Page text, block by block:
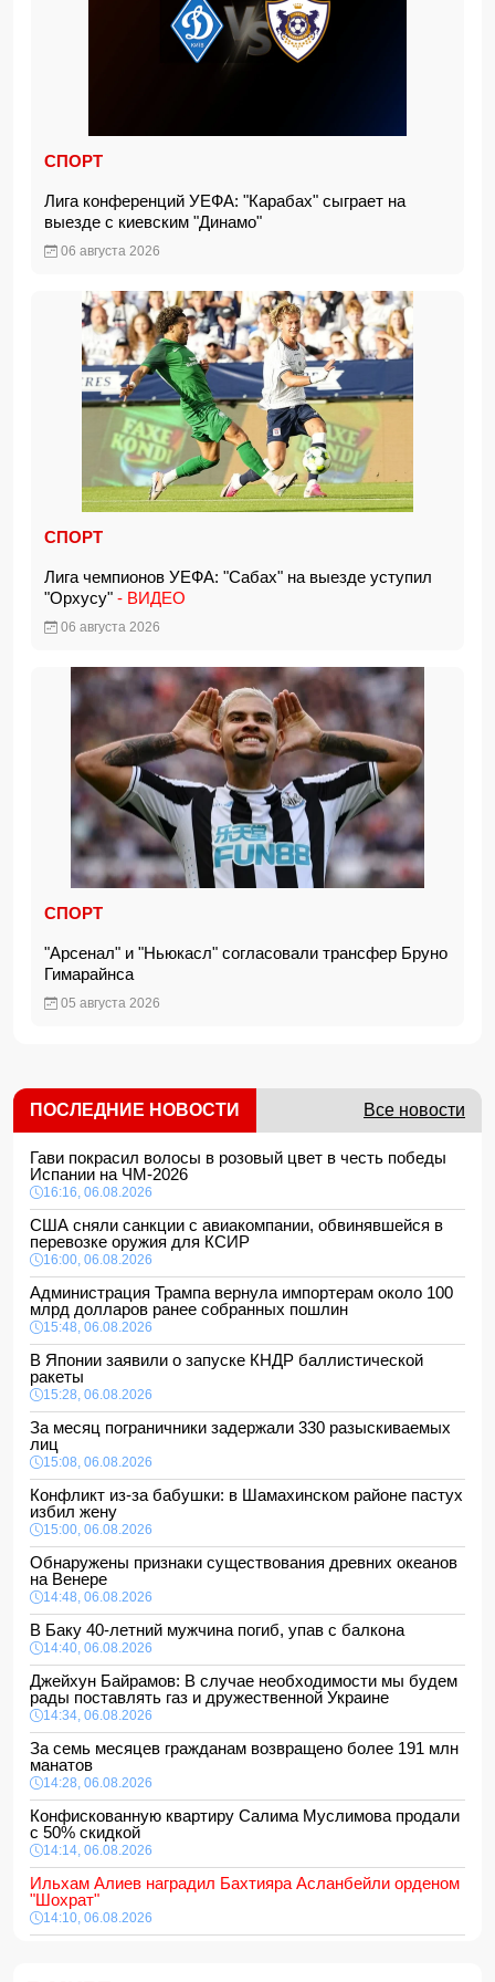
СПОРТ
Лига конференций УЕФА: "Карабах" сыграет на
выезде с киевским "Динамо"
06 августа 2026
СПОРТ
Лига чемпионов УЕФА: "Сабах" на выезде уступил
"Орхусу" - ВИДЕО
06 августа 2026
СПОРТ
"Арсенал" и "Ньюкасл" согласовали трансфер Бруно
Гимарайнса
05 августа 2026
ПОСЛЕДНИЕ НОВОСТИ Все новости
Гави покрасил волосы в розовый цвет в честь победы
Испании на ЧМ-2026
16:16, 06.08.2026
США сняли санкции с авиакомпании, обвинявшейся в
перевозке оружия для КСИР
16:00, 06.08.2026
Администрация Трампа вернула импортерам около 100
млрд долларов ранее собранных пошлин
15:48, 06.08.2026
В Японии заявили о запуске КНДР баллистической
ракеты
15:28, 06.08.2026
За месяц пограничники задержали 330 разыскиваемых
лиц
15:08, 06.08.2026
Конфликт из-за бабушки: в Шамахинском районе пастух
избил жену
15:00, 06.08.2026
Обнаружены признаки существования древних океанов
на Венере
14:48, 06.08.2026
В Баку 40-летний мужчина погиб, упав с балкона
14:40, 06.08.2026
Джейхун Байрамов: В случае необходимости мы будем
рады поставлять газ и дружественной Украине
14:34, 06.08.2026
За семь месяцев гражданам возвращено более 191 млн
манатов
14:28, 06.08.2026
Конфискованную квартиру Салима Муслимова продали
с 50% скидкой
14:14, 06.08.2026
Ильхам Алиев наградил Бахтияра Асланбейли орденом
"Шохрат"
14:10, 06.08.2026